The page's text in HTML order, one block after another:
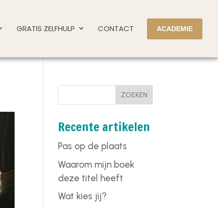
GRATIS ZELFHULP CONTACT ACADEMIE
ZOEKEN
Recente artikelen
Pas op de plaats
Waarom mijn boek
deze titel heeft
Wat kies jij?